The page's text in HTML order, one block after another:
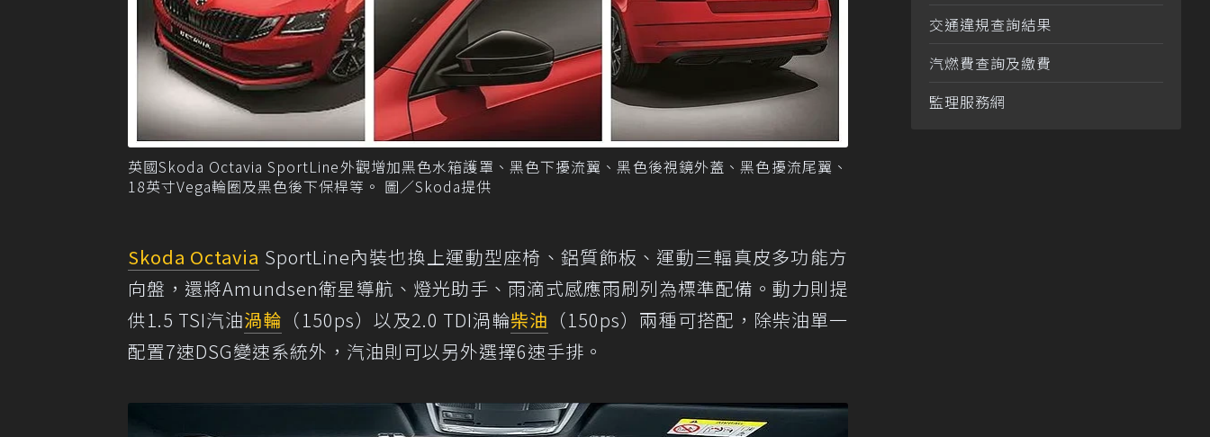
英國Skoda Octavia SportLine外觀增加黑色水箱護罩、黑色下擾流翼、黑色後視鏡外蓋、黑色擾流尾翼、
18英寸Vega輪圈及黑色後下保桿等。 圖／Skoda提供
Skoda Octavia SportLine內裝也換上運動型座椅、鋁質飾板、運動三輻真皮多功能方
向盤，還將Amundsen衛星導航、燈光助手、雨滴式感應雨刷列為標準配備。動力則提
供1.5 TSI汽油渦輪 （150ps）以及2.0 TDI渦輪柴油 （150ps）兩種可搭配，除柴油單一
配置7速DSG變速系統外，汽油則可以另外選擇6速手排。
交通違規查詢結果
汽燃費查詢及繳費
監理服務網